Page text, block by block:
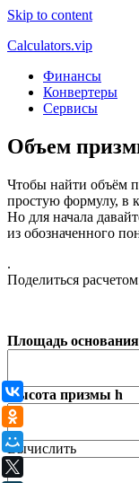
Skip to content
Calculators.vip
Финансы
Конвертеры
Сервисы
Объем
Чтобы найти объём
простую формулу, в
Но для начала
из обозначенного
.
Поделиться
Площадь
Высота призмы h
Вычислить
ВКонтакте
Мой Мир